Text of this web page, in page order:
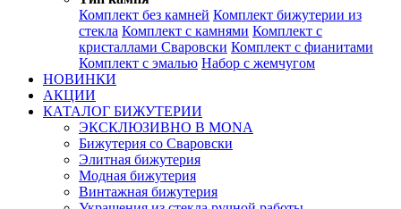
Комплект без камней Комплект бижутерии из
стекла Комплект с камнями Комплект с
кристаллами Сваровски Комплект с фианитами
Комплект с эмалью Набор с жемчугом
НОВИНКИ
АКЦИИ
КАТАЛОГ БИЖУТЕРИИ
ЭКСКЛЮЗИВНО В MONA
Бижутерия со Сваровски
Элитная бижутерия
Модная бижутерия
Винтажная бижутерия